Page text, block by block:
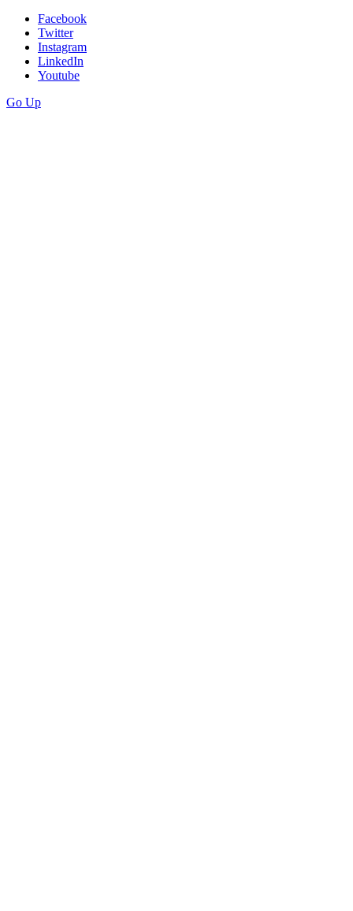
Facebook
Twitter
Instagram
LinkedIn
Youtube
Go Up